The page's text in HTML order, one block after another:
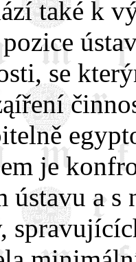
také k
se
je
ústavu a